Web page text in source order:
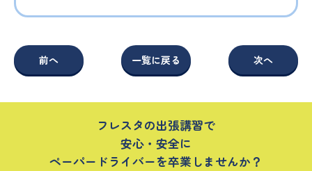
前へ 一覧に戻る 次へ
フレスタの出張講習で
安心・安全に
ペーパードライバーを卒業しませんか？